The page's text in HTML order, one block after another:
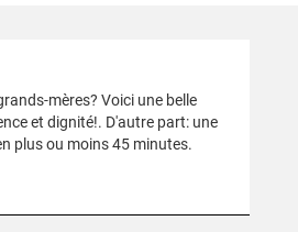
mères? Voici une belle
et dignité!. D'autre part: une
plus ou moins 45 minutes.